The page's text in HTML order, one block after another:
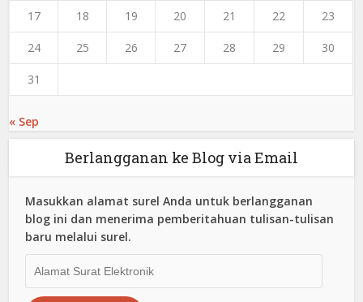
17 18 19 20 21 22 23
24 25 26 27 28 29 30
31
« Sep
Berlangganan ke Blog via Email
Masukkan alamat surel Anda untuk berlangganan
blog ini dan menerima pemberitahuan tulisan-tulisan
baru melalui surel.
Surat
Elektronik